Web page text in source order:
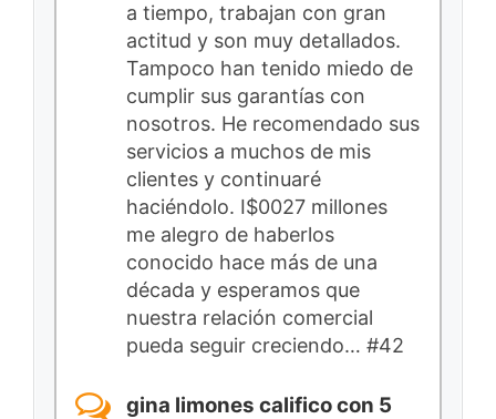
a tiempo, trabajan con gran
actitud y son muy detallados.
Tampoco han tenido miedo de
cumplir sus garantías con
nosotros. He recomendado sus
servicios a muchos de mis
clientes y continuaré
haciéndolo. I$0027 millones
me alegro de haberlos
conocido hace más de una
década y esperamos que
nuestra relación comercial
pueda seguir creciendo… #42
gina limones califico con 5